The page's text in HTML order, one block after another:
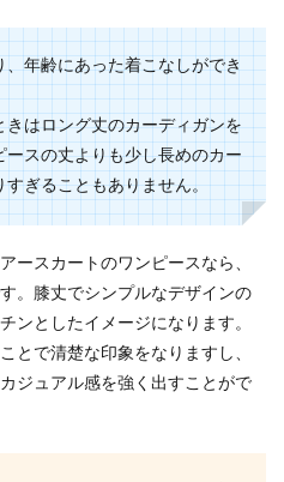
年齢にあった着こなしができ
はロング丈のカーディガンを
スの丈よりも少し長めのカー
すぎることもありません。
ースカートのワンピースなら、
。膝丈でシンプルなデザインの
ンとしたイメージになります。
とで清楚な印象をなりますし、
ジュアル感を強く出すことがで